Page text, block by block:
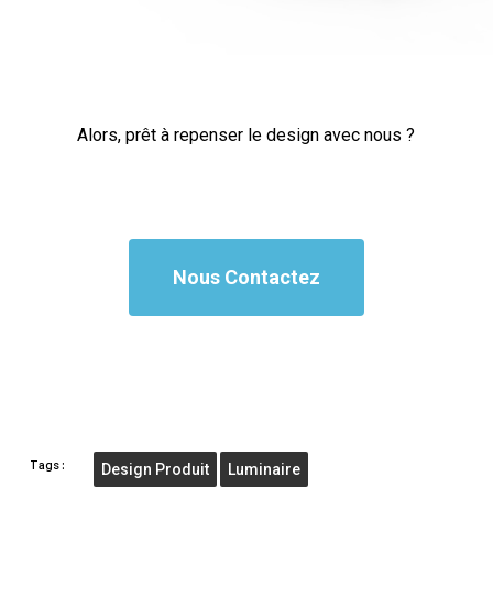
Alors, prêt à repenser le design avec nous ?
Nous Contactez
Tags: Design Produit Luminaire